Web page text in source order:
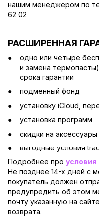
нашим менеджером по
62 02
РАСШИРЕННАЯ
одно или четыре
и замена
срока гарантии
подменный фонд
установку iCloud,
установка программ
скидки на
выгодные условия
Подробнее про условия
Не позднее 14-х дней с
покупатель должен
предупредить об этом
почту указанную на
возврата.